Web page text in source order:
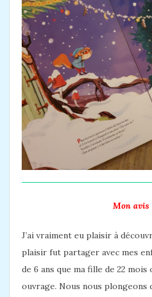
Mon avis
J’ai vraiment eu plaisir à
plaisir fut partager avec mes
de 6 ans que ma fille de 22
ouvrage. Nous nous plongeons